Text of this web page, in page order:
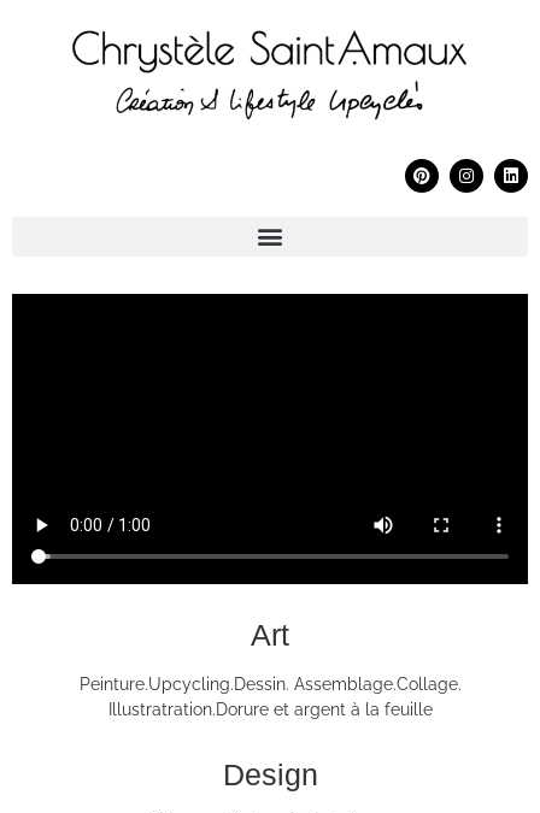
Art
Peinture.Upcycling.Dessin. Assemblage.Collage.
Illustratration.Dorure et argent à la feuille
Design